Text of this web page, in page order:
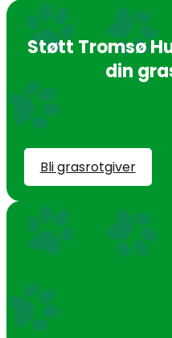
Støtt Tromsø
din
Bli grasrotgiver